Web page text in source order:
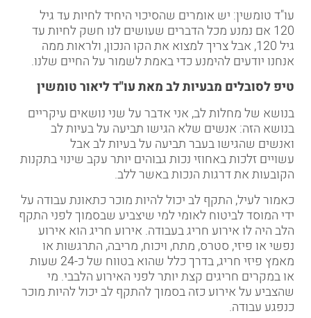
עו"ד טומשין: יש אומרים שהסיכוי היחיד לחיות עד גיל
120 אם נמנע מכל הדברים שעושים לנו חשק לחיות עד
גיל 120, אבל צריך למצוא את הקו הנכון, ולראות ממה
אנחנו יודעים להימנע כדי באמת לשמור על החיים שלנו.
טיפ לסובלים מבעיות לב מאת עו"ד ליאור טומשין
בנושא של מחלות לב, אני אדבר על שני נושאים עיקריים
בנושא הזה: אנשים שלא הגישו תביעה על בעיות לב
ואנשים שהגישו בעבר תביעה על בעיות לב אבל
עשויים זלכות באחוזי נכות גבוהים יותר עקב שינוי בתקנות
הקובעות את דרגות הנכות באשר ללב.
כאמור לעיל, התקף לב יכול להיות מוכר כתאונת עבודה על
ידי המוסד לביטוח לאומי למי שיצביע שבסמוך לפני התקף
הלב היה לו אירוע חריג בעבודה. אירוע חריג הוא אירוע
נפשי או פיזי, סטרס, מתח, ויכוח, מריבה, התרגשות או
מאמץ פיזי חריג, בדרך כלל שהוא בטווח של כ-24 שעות
או במקרים חריגים קצת יותר לפני האירוע הלבבי. מי
שהצביע על אירוע כזה בסמוך להתקף לב יכול להיות מוכר
כנפגע עבודה.